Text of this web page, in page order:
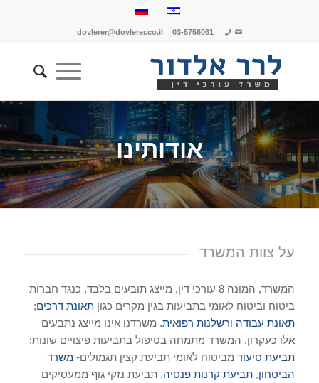
dovlerer@dovlerer.co.il 03-5756061
אודותינו
על צוות המשרד
המשרד, המונה 8 עורכי דין, מייצג תובעים בלבד, כנגד חברות
ביטוח וביטוח לאומי בתביעות בגין מקרים כגון תאונת דרכים;
תאונת עבודה ורשלנות רפואית. משרדנו אינו מייצג נתבעים
אלו כעקרון. המשרד מתמחה בטיפול בתביעות פיצויים שונות:
תביעת סיעודמביטוח לאומי תביעת קצין תגמולים- משרד
הביטחון, תביעת קרנות פנסיה, תביעת נזקי גוף ממעסיקים